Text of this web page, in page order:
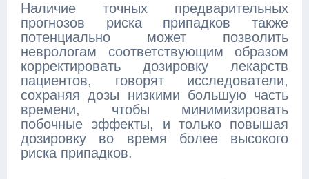
Наличие точных предварительных
прогнозов риска припадков также
потенциально может позволить
неврологам соответствующим образом
корректировать дозировку лекарств
пациентов, говорят исследователи,
сохраняя дозы низкими большую часть
времени, чтобы минимизировать
побочные эффекты, и только повышая
дозировку во время более высокого
риска припадков.